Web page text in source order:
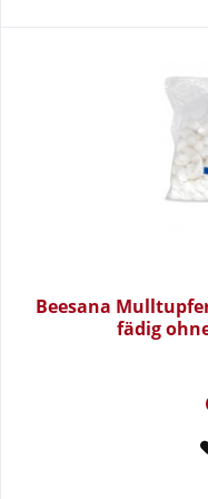
Beesana
fädig